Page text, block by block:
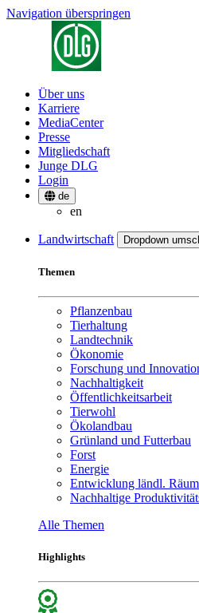
Navigation überspringen
Über uns
Karriere
MediaCenter
Presse
Mitgliedschaft
Junge DLG
Login
de
en
Landwirtschaft Dropdown
Themen
Pflanzenbau
Tierhaltung
Landtechnik
Ökonomie
Forschung und
Nachhaltigkeit
Öffentlichkeitsarbeit
Tierwohl
Ökolandbau
Grünland und Futterbau
Forst
Energie
Entwicklung ländl.
Nachhaltige
Alle Themen
Highlights